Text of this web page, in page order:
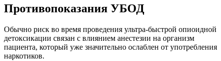
Противопоказания УБОД
Обычно риск во время проведения ультра-быстрой опиоидной
детоксикации связан с влиянием анестезии на организм
пациента, который уже значительно ослаблен от употребления
наркотиков.